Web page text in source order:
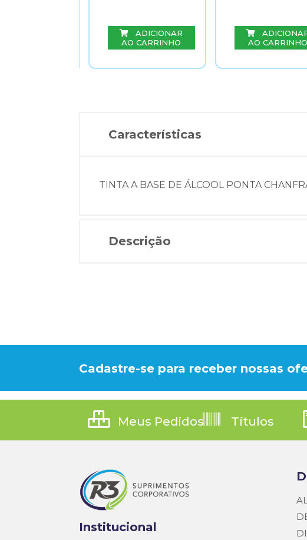
ADICIONAR
AO CARRINHO
AO CARRINHO
Características
TINTA A BASE DE ÁLCOOL PONTA
Descrição
Cadastre-se para receber nossas
Meus Pedidos Títulos
Institucional